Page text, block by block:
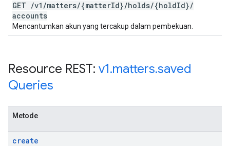
GET /v1 /matters/{matterId}/holds/{holdId}/
accounts
Mencantumkan akun yang tercakup dalam pembekuan.
Resource REST: v1.matters.saved
Queries
Metode
create